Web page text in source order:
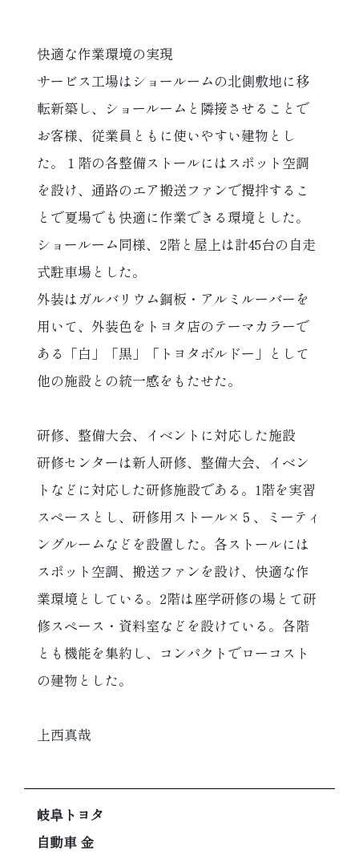
快適な作業環境の実現
サービス工場はショールームの北側敷地に移
転新築し、ショールームと隣接させることで
お客様、従業員ともに使いやすい建物とし
た。１階の各整備ストールにはスポット空調
を設け、通路のエア搬送ファンで攪拌するこ
とで夏場でも快適に作業できる環境とした。
ショールーム同様、2階と屋上は計45台の自走
式駐車場とした。
外装はガルバリウム鋼板・アルミルーバーを
用いて、外装色をトヨタ店のテーマカラーで
ある「白」「黒」「トヨタボルドー」として
他の施設との統一感をもたせた。
研修、整備大会、イベントに対応した施設
研修センターは新人研修、整備大会、イベン
トなどに対応した研修施設である。1階を実習
スペースとし、研修用ストール×５、ミーティ
ングルームなどを設置した。各ストールには
スポット空調、搬送ファンを設け、快適な作
業環境としている。2階は座学研修の場とて研
修スペース・資料室などを設けている。各階
とも機能を集約し、コンパクトでローコスト
の建物とした。
上西真哉
岐阜トヨタ
自動車 金